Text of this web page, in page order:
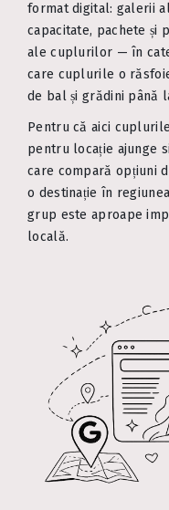
format digital: galerii
capacitate, pachete și
ale cuplurilor — în
care cuplurile o
de bal și grădini până
Pentru că aici
pentru locație ajunge
care compară opțiuni
o destinație în
grup este aproape
locală.